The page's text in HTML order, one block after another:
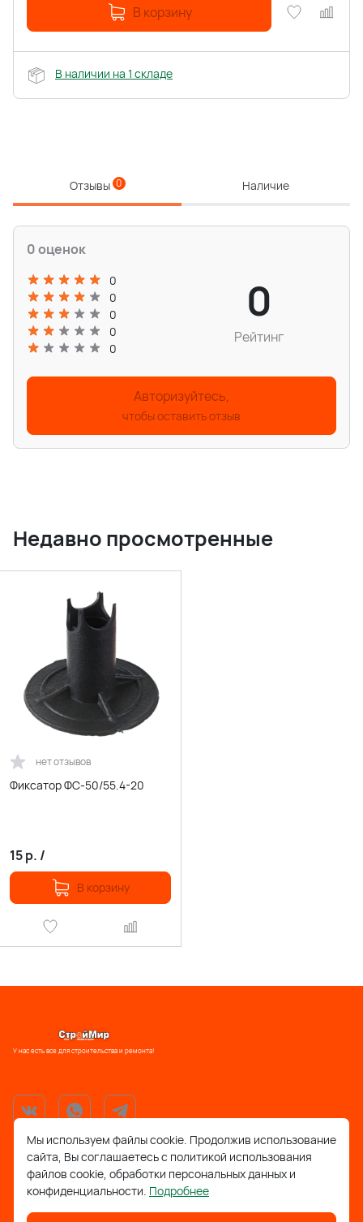
В корзину
В наличии на 1 складе
Отзывы 0 Наличие
0 оценок
0
0
0
0
0
0
Рейтинг
Авторизуйтесь,
чтобы оставить отзыв
Недавно просмотренные
нет отзывов
Фиксатор ФС-50/55.4-20
15р. /
В корзину
У нас есть все для строительства и ремонта!
support@stroymir48.ru
Липецкая обл., г. Грязи, ул. 30 лет Победы, 52, ТРЦ
Мы используем файлы cookie. Продолжив использование
сайта, Вы соглашаетесь с политикой использования
файлов cookie, обработки персональных данных и
конфиденциальности. Подробнее